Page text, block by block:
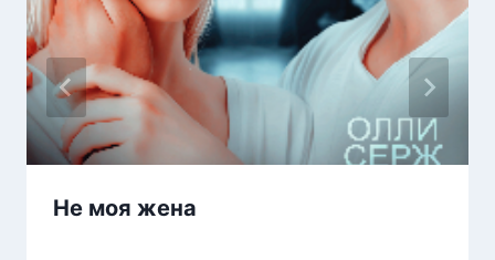
Не моя жена